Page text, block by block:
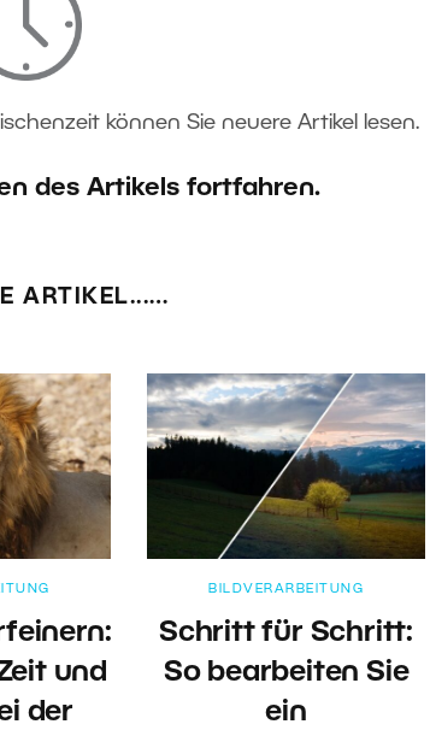
können Sie neuere Artikel lesen.
des Artikels fortfahren.
ARTIKEL...…
und
der
BILDVERARBEITUNG
Schritt für Schritt:
So bearbeiten Sie
ein